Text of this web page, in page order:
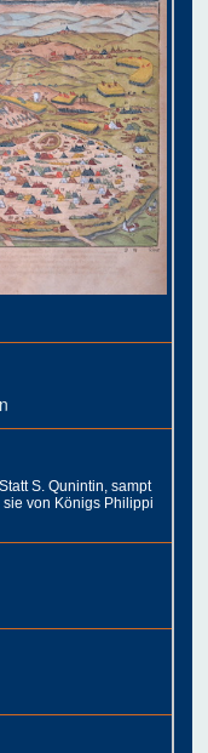
S. Qunintin, sampt
von Königs Philippi